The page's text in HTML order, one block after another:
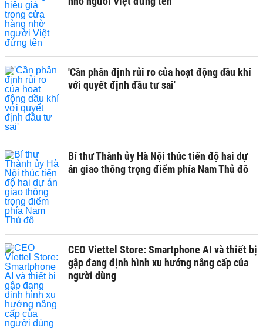
'Cần phân định rủi ro của hoạt động dầu khí
với quyết định đầu tư sai'
Bí thư Thành ủy Hà Nội thúc tiến độ hai dự
án giao thông trọng điểm phía Nam Thủ đô
CEO Viettel Store: Smartphone AI và thiết bị
gập đang định hình xu hướng nâng cấp của
người dùng